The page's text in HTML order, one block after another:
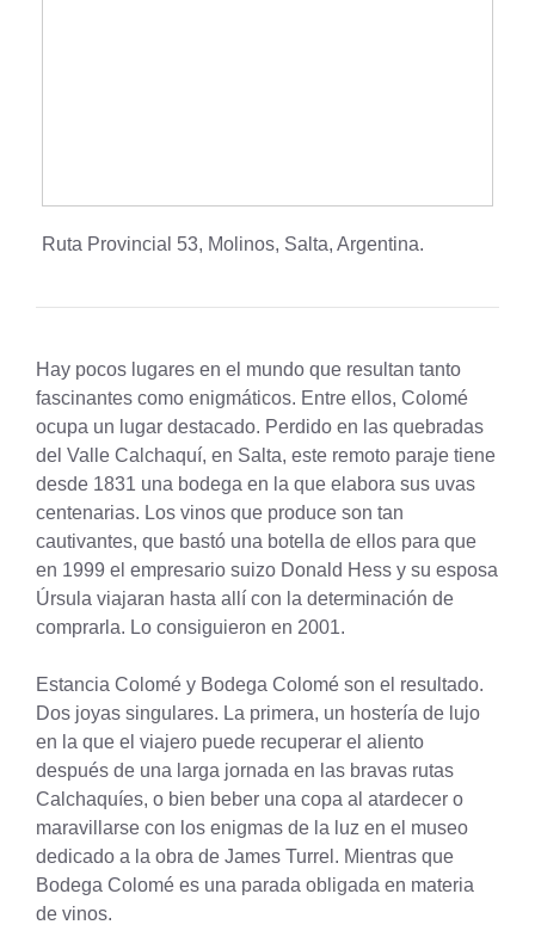
Ruta Provincial 53, Molinos, Salta, Argentina.
Hay pocos lugares en el mundo que resultan tanto
fascinantes como enigmáticos. Entre ellos, Colomé
ocupa un lugar destacado. Perdido en las quebradas
del Valle Calchaquí, en Salta, este remoto paraje tiene
desde 1831 una bodega en la que elabora sus uvas
centenarias. Los vinos que produce son tan
cautivantes, que bastó una botella de ellos para que
en 1999 el empresario suizo Donald Hess y su esposa
Úrsula viajaran hasta allí con la determinación de
comprarla. Lo consiguieron en 2001.
Estancia Colomé y Bodega Colomé son el resultado.
Dos joyas singulares. La primera, un hostería de lujo
en la que el viajero puede recuperar el aliento
después de una larga jornada en las bravas rutas
Calchaquíes, o bien beber una copa al atardecer o
maravillarse con los enigmas de la luz en el museo
dedicado a la obra de James Turrel. Mientras que
Bodega Colomé es una parada obligada en materia
de vinos.